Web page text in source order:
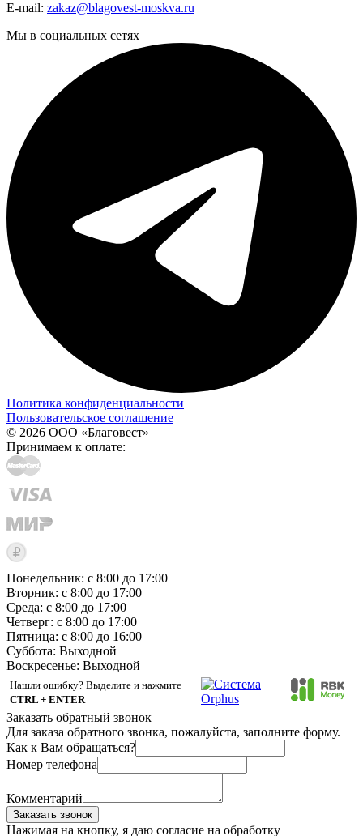
E-mail: zakaz@blagovest-moskva.ru
Мы в социальных сетях
Политика конфиденциальности
Пользовательское соглашение
© 2026 ООО «Благовест»
Принимаем к оплате:
Понедельник: с 8:00 до 17:00
Вторник: с 8:00 до 17:00
Среда: с 8:00 до 17:00
Четверг: с 8:00 до 17:00
Пятница: с 8:00 до 16:00
Суббота: Выходной
Воскресенье: Выходной
Нашли ошибку? Выделите и нажмите
CTRL + ENTER
Заказать обратный звонок
Для заказа обратного звонка, пожалуйста, заполните форму.
Как к Вам обращаться?
Номер телефона
Комментарий
Заказать звонок
Нажимая на кнопку, я даю согласие на обработку